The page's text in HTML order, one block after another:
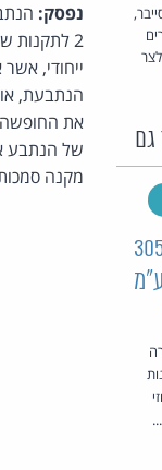
גם
25
נפסק:
ייחודי,
את החופשה
של הנתבע
מקנה